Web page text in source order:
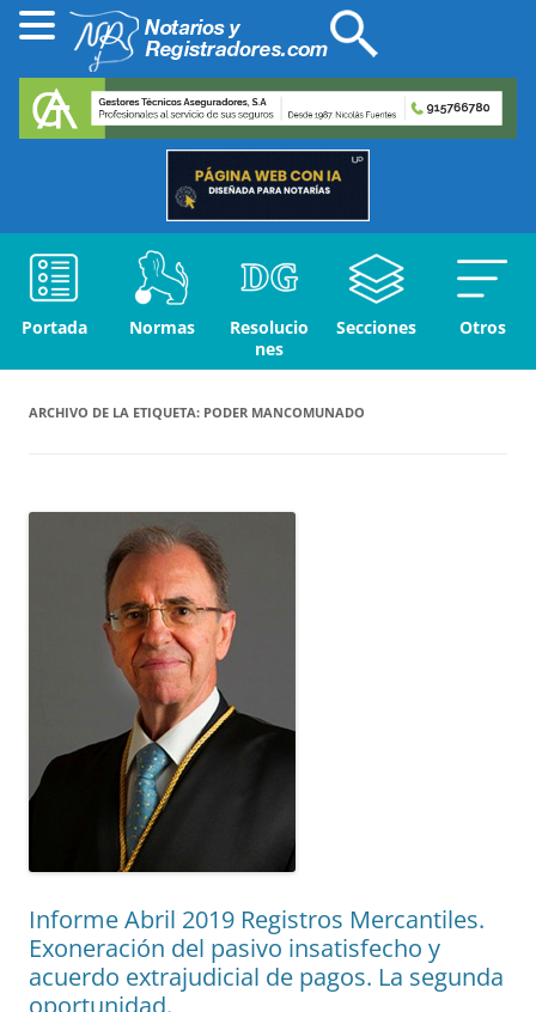
Portada Normas
Resolucio
nes
Secciones Otros
ARCHIVO DE LA ETIQUETA: PODER MANCOMUNADO
Informe Abril 2019 Registros Mercantiles.
Exoneración del pasivo insatisfecho y
acuerdo extrajudicial de pagos. La segunda